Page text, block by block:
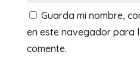
Guarda mi nombre,
en este navegador para
comente.